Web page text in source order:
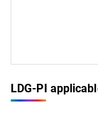
LDG-PI